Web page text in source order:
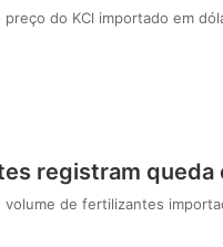
do KCl importado em
registram queda
de fertilizantes